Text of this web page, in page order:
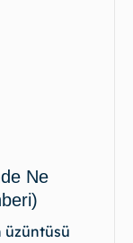
Ne
üzüntüsü